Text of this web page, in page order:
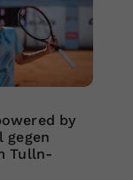
by
gegen
Tulln-